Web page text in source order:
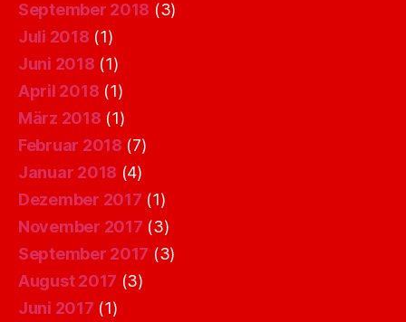
September 2018 (3)
Juli 2018 (1)
Juni 2018 (1)
April 2018 (1)
März 2018 (1)
Februar 2018 (7)
Januar 2018 (4)
Dezember 2017 (1)
November 2017 (3)
September 2017 (3)
August 2017 (3)
Juni 2017 (1)